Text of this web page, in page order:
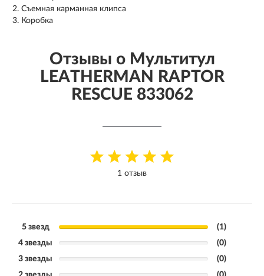
Съемная карманная клипса
Коробка
Отзывы о Мультитул
LEATHERMAN RAPTOR
RESCUE 833062
1 отзыв
5 звезд
(1)
4 звезды
(0)
3 звезды
(0)